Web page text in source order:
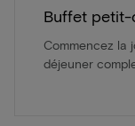
Buffet petit-
Commencez la
déjeuner